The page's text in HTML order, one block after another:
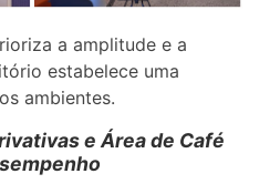
a amplitude e a
estabelece uma
ambientes.
e Área de Café